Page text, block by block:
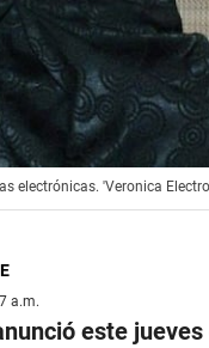
electrónicas. 'Veronica
a.m.
este